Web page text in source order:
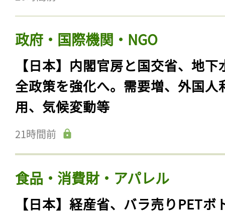
政府・国際機関・NGO
【日本】内閣官房と国交省、地下
全政策を強化へ。需要増、外国人
用、気候変動等
21時間前
食品・消費財・アパレル
【日本】経産省、バラ売りPETボ